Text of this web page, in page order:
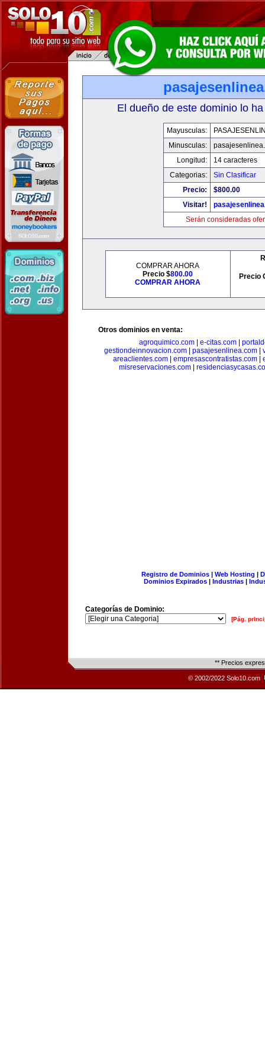
El dueño de este dominio lo
Mayusculas:
Minusculas:
Longitud:
14 caracteres
Categorias:
Sin Clasificar
Precio:
$800.00
Visitar!
Serán consideradas
COMPRAR AHORA
Precio $800.00
COMPRAR AHORA
Precio
Otros dominios en venta:
agroquimico.com
e-citas.com
gestiondeinnovacion.com| pasajesenlinea.com|
areaclientes.com| empresascontratistas.com|
misreservaciones.com|
Registro de Dominios| Web Hosting |
Dominios Expirados | Industrias |
Categorías de Dominio:
[Pág.
** Precios
© 2002/2022 Solo10.com